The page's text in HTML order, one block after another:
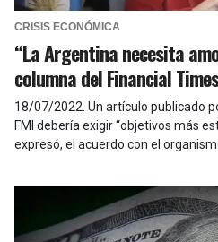
CRISIS ECONÓMICA
“La Argentina necesita
columna del Financial Times
18/07/2022 Un artículo publicado
FMI debería exigir “objetivos más
expresó, el acuerdo con el